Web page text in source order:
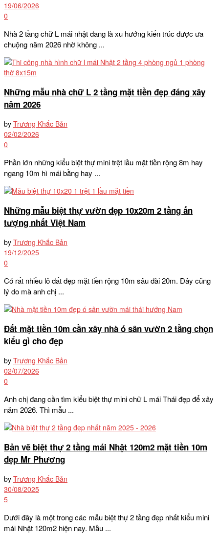
19/06/2026
0
Nhà 2 tầng chữ L mái nhật đang là xu hướng kiến trúc được ưa
chuộng năm 2026 nhờ không ...
Những mẫu nhà chữ L 2 tầng mặt tiền đẹp đáng xây
năm 2026
by Trương Khắc Bản
02/02/2026
0
Phần lớn những kiểu biệt thự mini trệt lầu mặt tiền rộng 8m hay
ngang 10m hì mái bằng hay ...
Những mẫu biệt thự vườn đẹp 10x20m 2 tầng ấn
tượng nhất Việt Nam
by Trương Khắc Bản
19/12/2025
0
Có rất nhiều lô đất đẹp mặt tiền rộng 10m sâu dài 20m. Đây cũng
lý do mà anh chị ...
Đất mặt tiền 10m cần xây nhà ó sân vườn 2 tầng chọn
kiểu gì cho đẹp
by Trương Khắc Bản
02/07/2026
0
Anh chị đang cần tìm kiểu biệt thự mini chữ L mái Thái đẹp để xây
năm 2026. Thì mẫu ...
Bản vẽ biệt thự 2 tầng mái Nhật 120m2 mặt tiền 10m
đẹp Mr Phương
by Trương Khắc Bản
30/08/2025
5
Dưới đây là một trong các mẫu biệt thự 2 tầng đẹp nhất kiểu mini
mái Nhật 120m2 hiện nay. Mẫu ...